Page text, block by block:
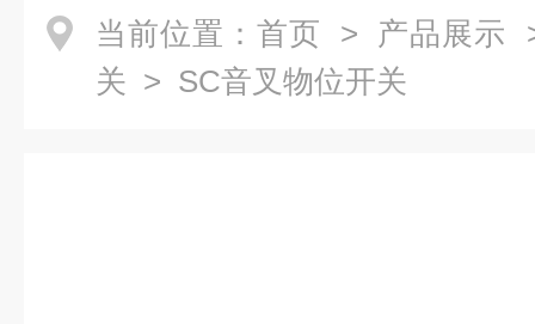
当前位置： 首页 > 产品展示
关 > SC音叉物位开关